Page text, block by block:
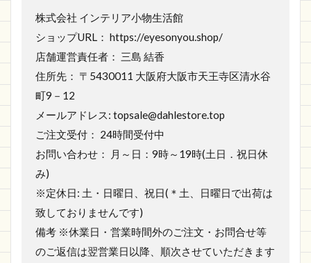
株式会社 インテリア小物生活館
ショップURL： https://eyesonyou.shop/
店舗運営責任者： 三島 結香
住所先： 〒5430011 大阪府大阪市天王寺区清水谷
町9－12
メールアドレス: topsale@dahlestore.top
ご注文受付： 24時間受付中
お問い合わせ： 月～日：9時～19時(土日．祝日休
み)
※定休日: 土・日曜日、祝日(＊土、日曜日で出荷は
致しておりませんです)
備考 ※休業日・営業時間外のご注文・お問合せ等
のご返信は翌営業日以降、順次させていただきます